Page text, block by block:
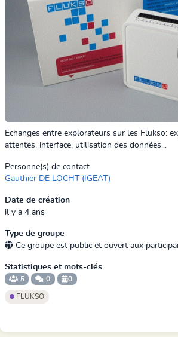
Echanges entre explorateurs sur les Flukso:
attentes, interface, utilisation des données...
Personne(s) de contact
Gauthier DE LOCHT (IGEAT)
Date de création
il y a 4 ans
Type de groupe
Ce groupe est public et ouvert aux
Statistiques et mots-clés
5 0 0
FLUKSO